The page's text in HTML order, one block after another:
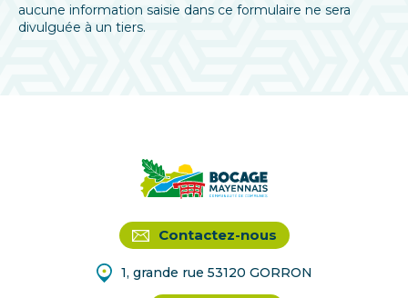
aucune information saisie dans ce formulaire ne sera
divulguée à un tiers.
Contactez-nous
1, grande rue 53120 GORRON